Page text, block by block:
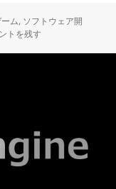
ム, ソフトウェア開
［ウィジェット］の縦横を固
トを残す